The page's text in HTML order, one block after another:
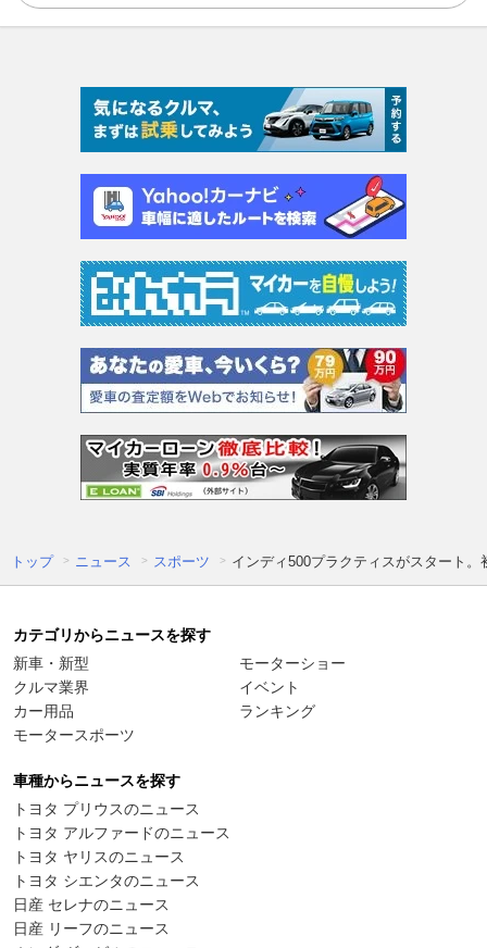
トップ ニュース スポーツ インディ500プラクティスがスタート
カテゴリからニュースを探す
新車・新型
クルマ業界
カー用品
モータースポーツ
モーターショー
イベント
ランキング
車種からニュースを探す
トヨタ プリウスのニュース
トヨタ アルファードのニュース
トヨタ ヤリスのニュース
トヨタ シエンタのニュース
日産 セレナのニュース
日産 リーフのニュース